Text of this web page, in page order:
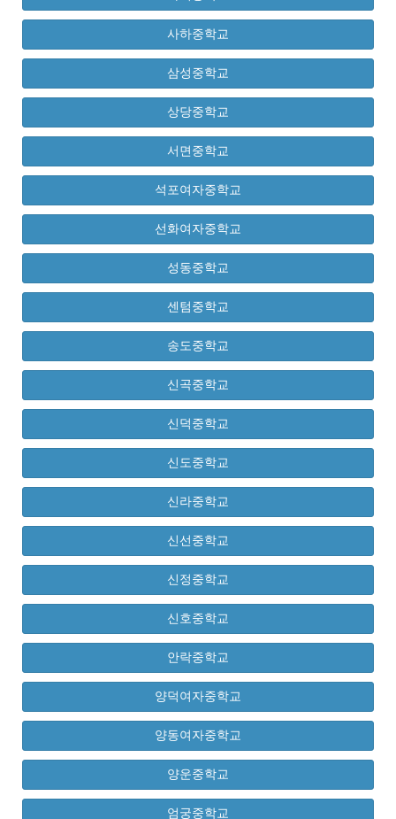
사하중학교
삼성중학교
상당중학교
서면중학교
석포여자중학교
선화여자중학교
성동중학교
센텀중학교
송도중학교
신곡중학교
신덕중학교
신도중학교
신라중학교
신선중학교
신정중학교
신호중학교
안락중학교
양덕여자중학교
양동여자중학교
양운중학교
엄궁중학교